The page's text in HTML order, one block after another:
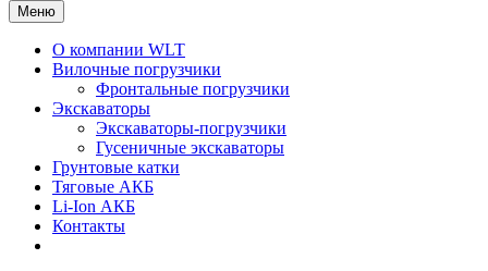
Меню
О компании WLT
Вилочные погрузчики
Фронтальные погрузчики
Экскаваторы
Экскаваторы-погрузчики
Гусеничные экскаваторы
Грунтовые катки
Тяговые АКБ
Li-Ion АКБ
Контакты